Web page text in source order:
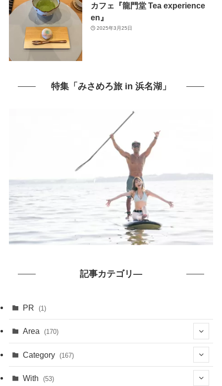
カフェ『龍門堂 Tea experience
en』
2025年3月25日
特集「みさめろ旅 in 浜名湖」
記事カテゴリ―
PR (1)
Area (170)
(1)
Category (167)
With (53)